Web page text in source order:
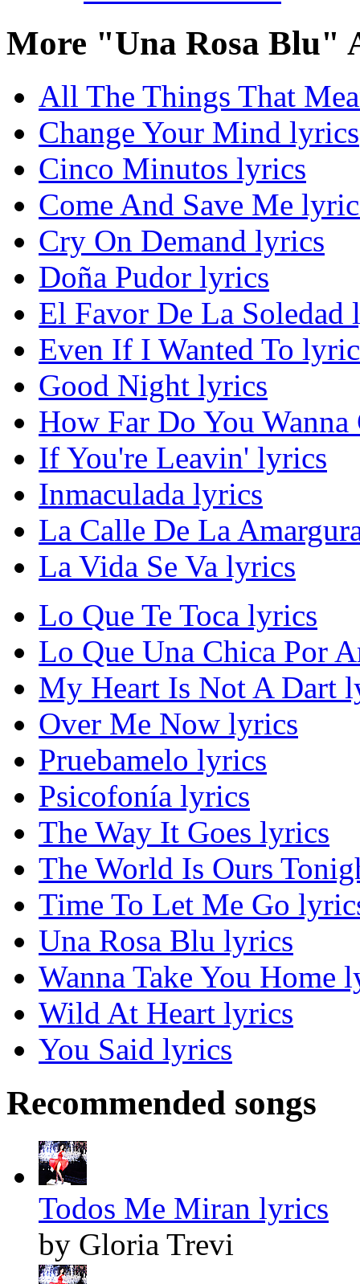
More "Una Rosa Blu"
All The Things That
Change Your Mind lyrics
Cinco Minutos lyrics
Come And Save Me
Cry On Demand lyrics
Doña Pudor lyrics
El Favor De La Soledad
Even If I Wanted To
Good Night lyrics
How Far Do You
If You're Leavin' lyrics
Inmaculada lyrics
La Calle De La
La Vida Se Va lyrics
Lo Que Te Toca lyrics
Lo Que Una Chica Por
My Heart Is Not A Dart
Over Me Now lyrics
Pruebamelo lyrics
Psicofonía lyrics
The Way It Goes lyrics
The World Is Ours
Time To Let Me Go
Una Rosa Blu lyrics
Wanna Take You Home
Wild At Heart lyrics
You Said lyrics
Recommended songs
Todos Me Miran lyrics
by Gloria Trevi